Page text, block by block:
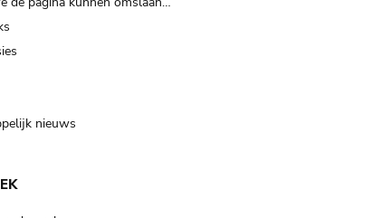
nieuws